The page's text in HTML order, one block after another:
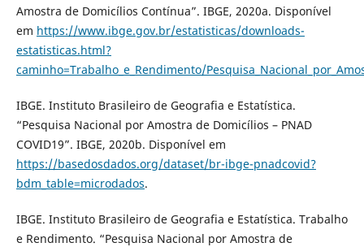
Amostra de Domicílios Contínua”. IBGE, 2020a. Disponível
em https://www.ibge.gov.br/estatisticas/downloads-
estatisticas.html?
caminho=Trabalho_e_Rendimento/
IBGE. Instituto Brasileiro de Geografia e Estatística.
“Pesquisa Nacional por Amostra de Domicílios – PNAD
COVID19”. IBGE, 2020b. Disponível em
https://basedosdados.org/dataset/br-ibge-pnadcovid?
bdm_table=microdados.
IBGE. Instituto Brasileiro de Geografia e Estatística. Trabalho
e Rendimento. “Pesquisa Nacional por Amostra de